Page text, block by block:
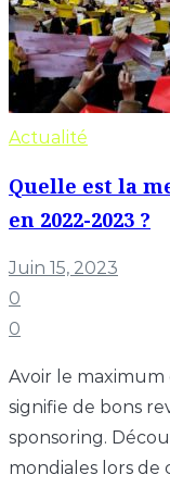
Actualité
Quelle est la
en 2022-2023 ?
Juin 15, 2023
0
0
Avoir le maximum
signifie de bons
sponsoring.
mondiales lors de